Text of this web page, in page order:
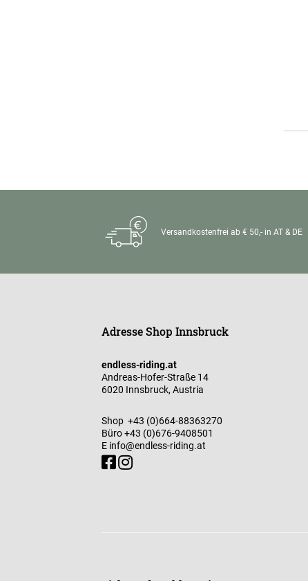
Versandkostenfrei ab € 50,- in AT & DE
Adresse Shop Innsbruck
endless-riding.at
Andreas-Hofer-Straße 14
6020 Innsbruck, Austria
Shop +43 (0)664-88363270
Büro+43 (0)676-9408501
E info@endless-riding.at